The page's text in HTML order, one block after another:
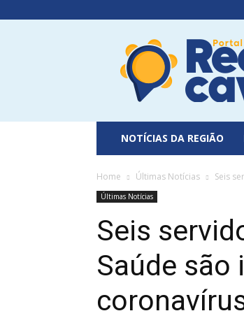
Portal
do
Recôncavo
NOTÍCIAS DA REGIÃO
Home Últimas Notícias Seis
Últimas Notícias
Seis
Saúde